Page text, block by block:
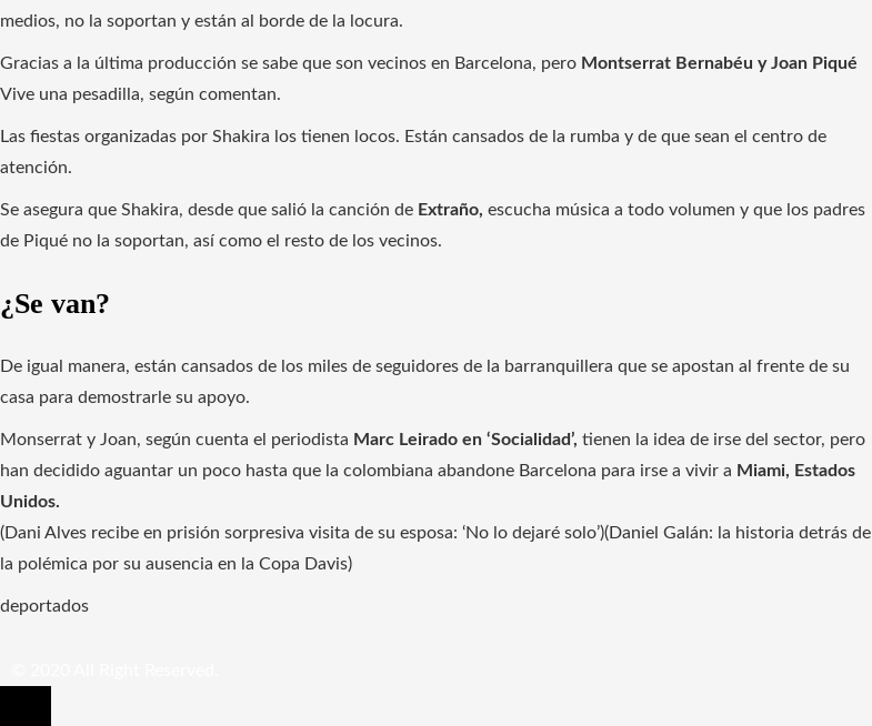
medios, no la soportan y están al borde de la locura.
Gracias a la última producción se sabe que son vecinos en Barcelona, ​​pero Montserrat Bernabéu y Joan Piqué
Vive una pesadilla, según comentan.
Las fiestas organizadas por Shakira los tienen locos. Están cansados ​​de la rumba y de que sean el centro de
atención.
Se asegura que Shakira, desde que salió la canción de Extraño, escucha música a todo volumen y que los padres
de Piqué no la soportan, así como el resto de los vecinos.
¿Se van?
De igual manera, están cansados ​​​​de los miles de seguidores de la barranquillera que se apostan al frente de su
casa para demostrarle su apoyo.
Monserrat y Joan, según cuenta el periodista Marc Leirado en ‘Socialidad’, tienen la idea de irse del sector, pero
han decidido aguantar un poco hasta que la colombiana abandone Barcelona para irse a vivir a Miami, Estados
Unidos.
(Dani Alves recibe en prisión sorpresiva visita de su esposa: ‘No lo dejaré solo’)(Daniel Galán: la historia detrás de
la polémica por su ausencia en la Copa Davis)
deportados